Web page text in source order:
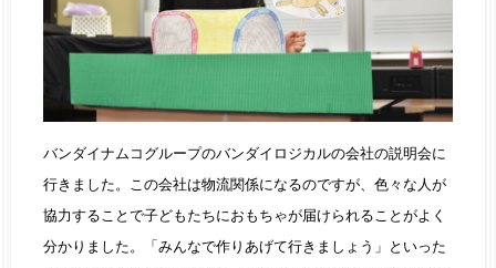
バンダイナムコグループのバンダイロジカルの会社の説明会に
行きました。この会社は物流関係になるのですが、色々な人が
協力することで子どもたちにおもちゃが届けられることがよく
分かりました。「みんなで作りあげて行きましょう」といった